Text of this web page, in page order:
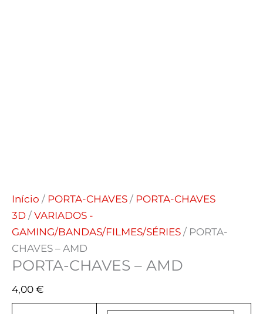
Início / PORTA-CHAVES / PORTA-CHAVES
3D / VARIADOS -
GAMING/BANDAS/FILMES/SÉRIES / PORTA-
CHAVES – AMD
PORTA-CHAVES – AMD
4,00 €